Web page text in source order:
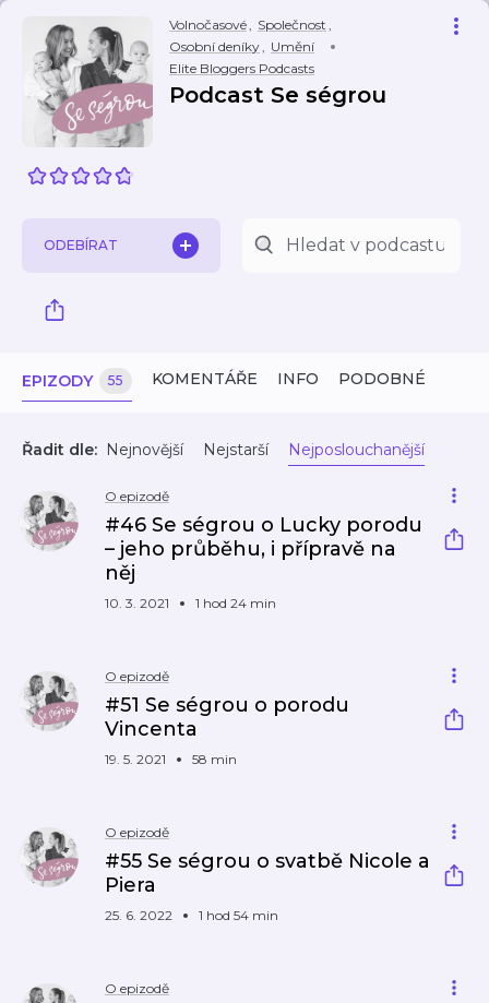
Volnočasové, Společnost ,
Osobní deníky, Umění
Elite Bloggers Podcasts
Podcast Se ségrou
ODEBÍRAT
EPIZODY 55 KOMENTÁŘE INFO PODOBNÉ
Řadit dle: Nejnovější Nejstarší Nejposlouchanější
O epizodě
#46 Se ségrou o Lucky porodu
– jeho průběhu, i přípravě na
něj
10. 3. 2021 1 hod 24 min
O epizodě
#51 Se ségrou o porodu
Vincenta
19. 5. 2021 58 min
O epizodě
#55 Se ségrou o svatbě Nicole a
Piera
25. 6. 2022 1 hod 54 min
O epizodě